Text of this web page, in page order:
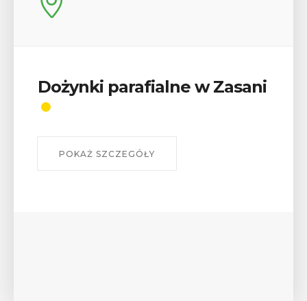
Wykład „Jak zdobyć
odznaki na myślenickich
W środę 12 sierpnia o godz. 17 w Miejskiej